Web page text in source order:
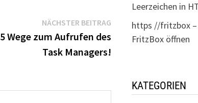
NÄCHSTER BEITRAGNächster
Beitrag:
Wege zum Aufrufen des
Task Managers!
Leerzeichen in
https //fritzbox
FritzBox öffnen
KATEGORIEN